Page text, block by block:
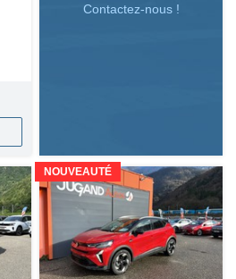
Contactez-nous !
NOUVEAUTÉ